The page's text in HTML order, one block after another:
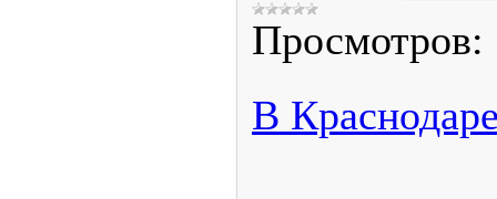
Просмотров:
В